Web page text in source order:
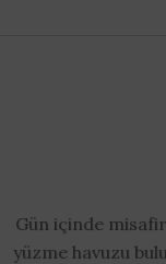
Gün içinde
yüzme havuzu